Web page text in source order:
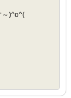
～)^o^(